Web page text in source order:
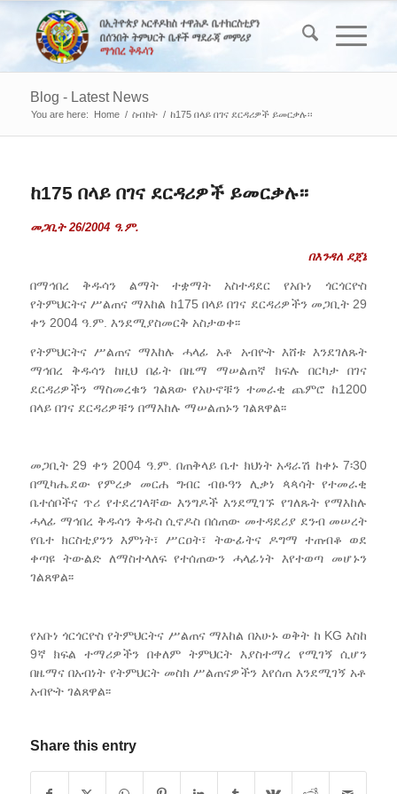
Blog - Latest News
You are here: Home / ስብከት / ከ175 በላይ በገና ደርዳሪዎች ይመርቃሉ፡፡
ከ175 በላይ በገና ደርዳሪዎች ይመርቃሉ፡፡
መጋቢት 26/2004 ዓ.ም.
በእንዳለ ደጀኔ
በማኅበረ ቅዱሳን ልማት ተቋማት አስተዳደር የአቡነ ጎርጎርዮስ
የትምህርትና ሥልጠና ማእከል ከ175 በላይ በገና ደርዳሪዎችን መጋቢት 29
ቀን 2004 ዓ.ም. እንደሚያስመርቅ አስታወቀ፡፡
የትምህርትና ሥልጠና ማእከሉ ሓላፊ አቶ አብዮት እሸቱ እንደገለጹት
ማኅበረ ቅዱሳን ከዚህ በፊት በዜማ ማሠልጠኛ ክፍሉ በርካታ በገና
ደርዳሪዎችን ማስመረቁን ገልጸው የአሁኖቹን ተመራቂ ጨምሮ ከ1200
በላይ በገና ደርዳሪዎቹን በማእከሉ ማሠልጠኑን ገልጸዋል፡፡
መጋቢት 29 ቀን 2004 ዓ.ም. በጠቅላይ ቤተ ክህነት አዳራሽ ከቀኑ 7፡30
በሚካሔደው የምረቃ መርሐ ግብር ብፁዓን ሊቃነ ጳጳሳት የተመራቂ
ቤተሰቦችና ጥሪ የተደረገላቸው እንግዶች እንደሚገኙ የገለጹት የማእከሉ
ሓላፊ ማኅበረ ቅዱሳን ቅዱስ ሲኖዶስ በሰጠው መተዳደሪያ ደንብ መሠረት
የቤተ ክርስቲያንን እምነት፣ ሥርዐት፣ ትውፊትና ዶግማ ተጠብቆ ወደ
ቀጣዩ ትውልድ ለማስተላለፍ የተሰጠውን ሓላፊነት እየተወጣ መሆኑን
ገልጸዋል፡፡
የአቡነ ጎርጎርዮስ የትምህርትና ሥልጠና ማእከል በአሁኑ ወቅት ከ KG እስከ
9ኛ ክፍል ተማሪዎችን በቀለም ትምህርት እያስተማረ የሚገኝ ሲሆን
በዜማና በአብነት የትምህርት መስክ ሥልጠናዎችን እየሰጠ እንደሚገኝ አቶ
አብዮት ገልጸዋል፡፡
Share this entry